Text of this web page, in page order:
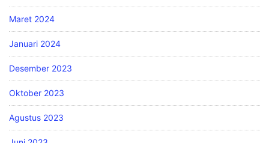
Maret 2024
Januari 2024
Desember 2023
Oktober 2023
Agustus 2023